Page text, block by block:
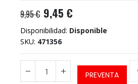
9,95 € 9,45 €
Disponibilidad: Disponible
SKU 471356
PREVENTA